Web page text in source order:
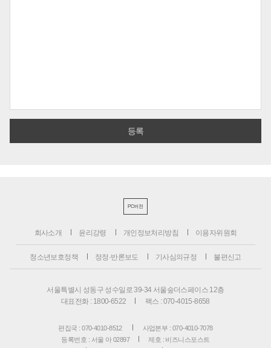
PC버전
회사소개 윤리강령 개인정보처리방침 이용자위원회
청소년보호정책 정정·반론보도 기사심의규정 불편신고
서울특별시 성동구 성수일로 39-34 서울숲더스페이스 12층
대표전화 : 1800-6522
팩스 : 070-4015-8658
편집국 : 070-4010-8512
사업본부 : 070-4010-7078
등록번호 : 서울 아 02897
제호 : 비즈니스포스트